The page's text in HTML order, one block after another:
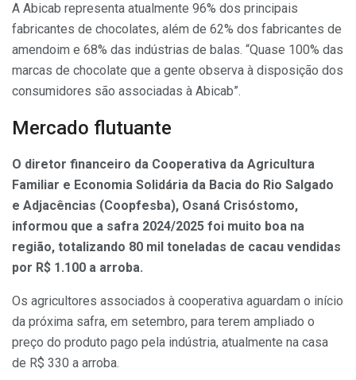
A Abicab representa atualmente 96% dos principais
fabricantes de chocolates, além de 62% dos fabricantes de
amendoim e 68% das indústrias de balas. “Quase 100% das
marcas de chocolate que a gente observa à disposição dos
consumidores são associadas à Abicab”.
Mercado flutuante
O diretor financeiro da Cooperativa da Agricultura
Familiar e Economia Solidária da Bacia do Rio Salgado
e Adjacências (Coopfesba), Osaná Crisóstomo,
informou que a safra 2024/2025 foi muito boa na
região, totalizando 80 mil toneladas de cacau vendidas
por R$ 1.100 a arroba.
Os agricultores associados à cooperativa aguardam o início
da próxima safra, em setembro, para terem ampliado o
preço do produto pago pela indústria, atualmente na casa
de R$ 330 a arroba.